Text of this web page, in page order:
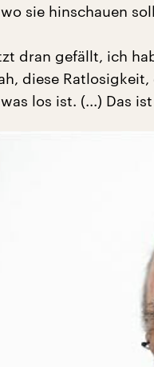
sie hinschauen
dran gefällt, ich
diese
los ist. (...) Das